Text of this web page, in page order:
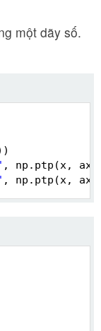
một dãy số.
, np.ptp(x,
, np.ptp(x,